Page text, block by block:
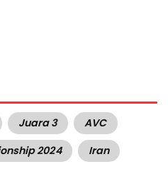
Juara 3
AVC
2024 Iran